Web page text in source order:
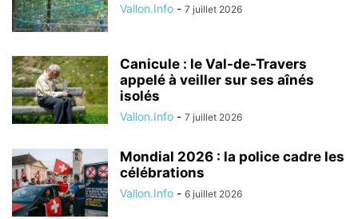
Vallon.Info - 7 juillet 2026
Canicule : le Val-de-Travers
appelé à veiller sur ses aînés
isolés
Vallon.Info - 7 juillet 2026
Mondial 2026 : la police cadre les
célébrations
Vallon.Info - 6 juillet 2026